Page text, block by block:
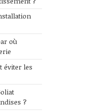
où
éviter les
?